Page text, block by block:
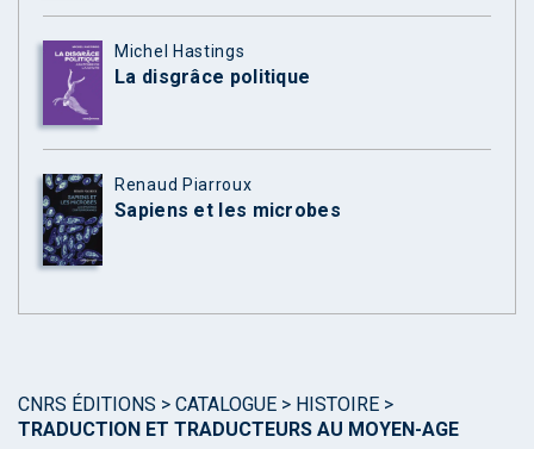
Michel Hastings
La disgrâce politique
Renaud Piarroux
Sapiens et les microbes
CNRS ÉDITIONS > CATALOGUE > HISTOIRE >
TRADUCTION ET TRADUCTEURS AU MOYEN-AGE